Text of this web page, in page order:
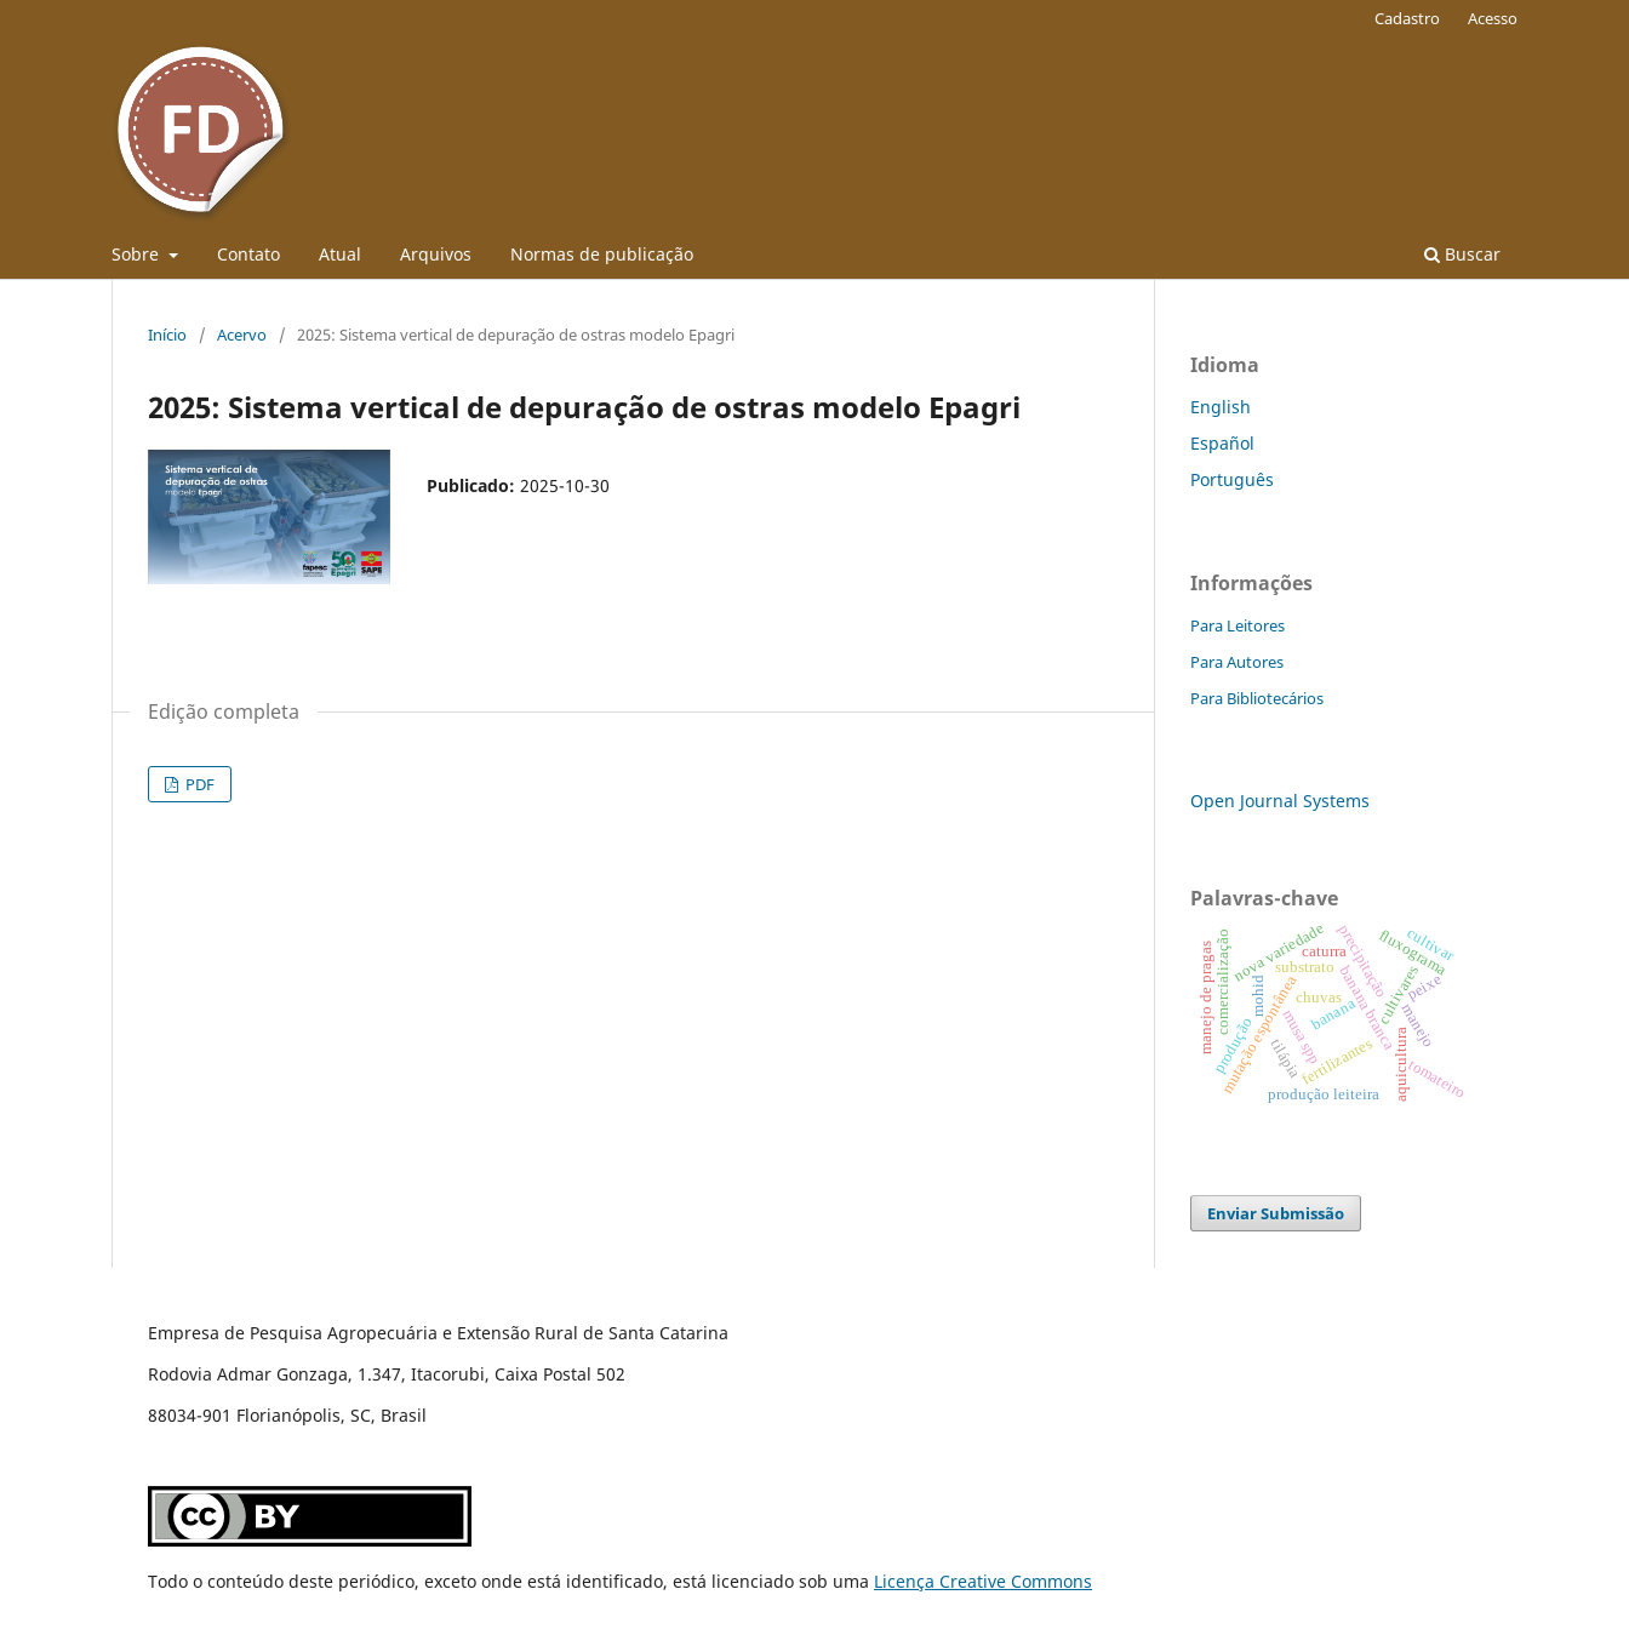
Sobre Contato Atual Arquivos Normas de publicação Buscar
Cadastro Acesso
Início / Acervo / 2025: Sistema vertical de depuração de ostras modelo Epagri
2025: Sistema vertical de depuração de ostras modelo Epagri
Publicado: 2025-10-30
Edição completa
PDF
Idioma
English
Español
Português
Informações
Para Leitores
Para Autores
Para Bibliotecários
Open Journal Systems
Palavras-chave
musa spp banana branca
mutação espontânea
substrato cultivares
fertilizantes
banana
nova variedade
chuvasprecipitação
manejo
fluxograma
tilápia aquicultura
peixe
produção
caturra
tomateiro
cultivar
produção leiteira
mohid
comercialização
manejo de pragas
Enviar Submissão
Empresa de Pesquisa Agropecuária e Extensão Rural de Santa Catarina
Rodovia Admar Gonzaga, 1.347, Itacorubi, Caixa Postal 502
88034-901 Florianópolis, SC, Brasil
Todo o conteúdo deste periódico, exceto onde está identificado, está licenciado sob uma Licença Creative Commons